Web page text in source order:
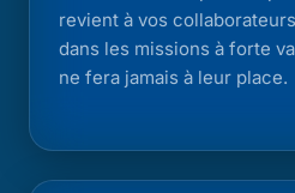
revient à vos
dans les missions à forte
ne fera jamais à leur place.